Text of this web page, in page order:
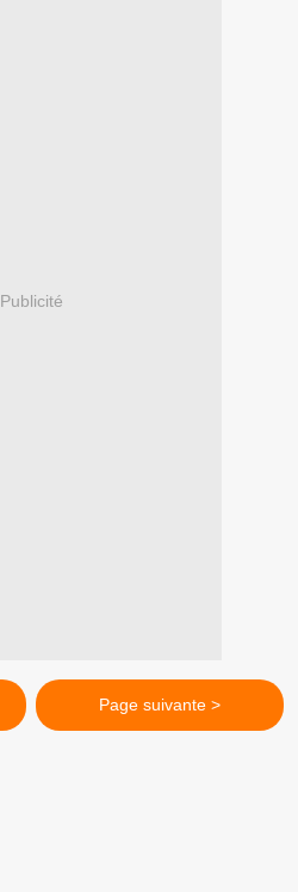
Publicité
Page suivante >